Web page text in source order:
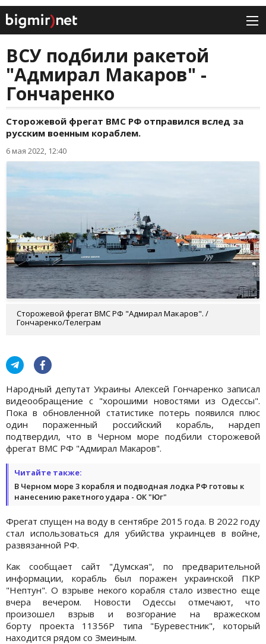
ВСУ подбили ракетой
"Адмирал Макаров" -
Гончаренко
Сторожевой фрегат ВМС РФ отправился вслед за
русским военным кораблем.
6 мая 2022, 12:40
Сторожевой фрегат ВМС РФ "Адмирал Макаров". /
Гончаренко/Телеграм
Народный депутат Украины Алексей Гончаренко записал
видеообращение с "хорошими новостями из Одессы".
Пока в обновленной статистике потерь появился плюс
один пораженный российский корабль, нардеп
подтвердил, что в Черном море подбили сторожевой
фрегат ВМС РФ "Адмирал Макаров".
Читайте также:
В Черном море 3 корабля и подводная лодка РФ готовы к
нанесению ракетного удара - ОК "Юг"
Фрегат спущен на воду в сентябре 2015 года. В 2022 году
стал использоваться для убийства украинцев в войне,
развязанной РФ.
Как сообщает сайт "Думская", по предварительной
информации, корабль был поражен украинской ПКР
"Нептун". О взрыве некого корабля стало известно еще
вчера вечером. Новости Одессы отмечают, что
произошел взрыв и возгорание на вражеском
борту проекта 11356Р типа "Буревестник", который
находится рядом со Змеиным.